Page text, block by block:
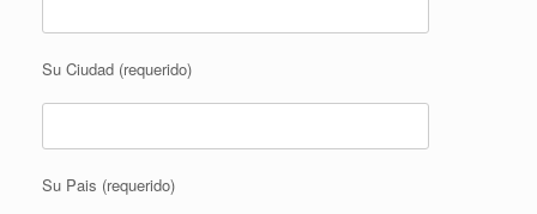
Su Ciudad (requerido)
Su Pais (requerido)